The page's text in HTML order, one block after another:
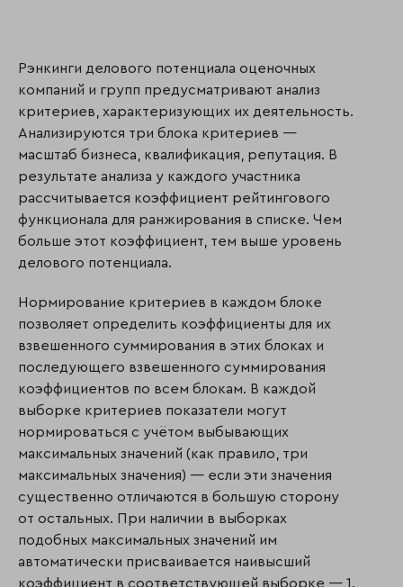
Рэнкинги делового потенциала оценочных
компаний и групп предусматривают анализ
критериев, характеризующих их деятельность.
Анализируются три блока критериев —
масштаб бизнеса, квалификация, репутация. В
результате анализа у каждого участника
рассчитывается коэффициент рейтингового
функционала для ранжирования в списке. Чем
больше этот коэффициент, тем выше уровень
делового потенциала.
Нормирование критериев в каждом блоке
позволяет определить коэффициенты для их
взвешенного суммирования в этих блоках и
последующего взвешенного суммирования
коэффициентов по всем блокам. В каждой
выборке критериев показатели могут
нормироваться с учётом выбывающих
максимальных значений (как правило, три
максимальных значения) — если эти значения
существенно отличаются в большую сторону
от остальных. При наличии в выборках
подобных максимальных значений им
автоматически присваивается наивысший
коэффициент в соответствующей выборке — 1.